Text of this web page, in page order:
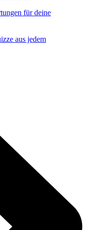
für deine
aus jedem